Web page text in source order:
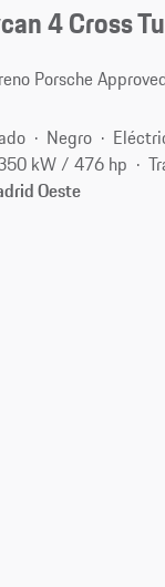
4 Cross
Porsche
Negro
kW / 476 hp
Oeste